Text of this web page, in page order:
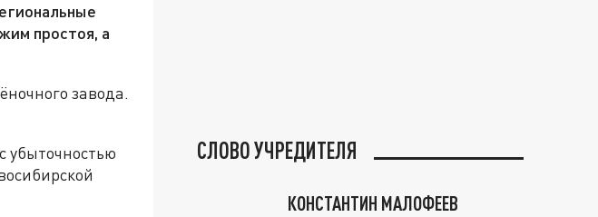
простоя, а
завода.
убыточностью
СЛОВО УЧРЕДИТЕЛЯ
КОНСТАНТИН МАЛОФЕЕВ